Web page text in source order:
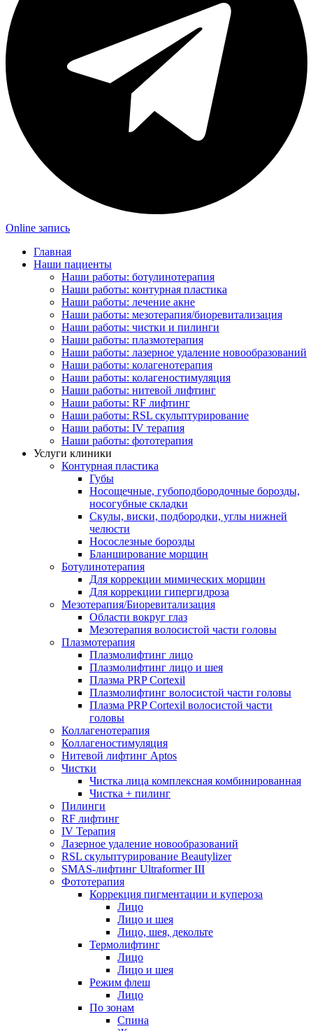
Online запись
Главная
Наши пациенты
Наши работы: ботулинотерапия
Наши работы: контурная пластика
Наши работы: лечение акне
Наши работы: мезотерапия/биоревитализация
Наши работы: чистки и пилинги
Наши работы: плазмотерапия
Наши работы: лазерное удаление новообразований
Наши работы: колагенотерапия
Наши работы: колагеностимуляция
Наши работы: нитевой лифтинг
Наши работы: RF лифтинг
Наши работы: RSL скульптурирование
Наши работы: IV терапия
Наши работы: фототерапия
Услуги клиники
Контурная пластика
Губы
Носощечные, губоподбородочные борозды,
носогубные складки
Скулы, виски, подбородки, углы нижней
челюсти
Носослезные борозды
Бланширование морщин
Ботулинотерапия
Для коррекции мимических морщин
Для коррекции гипергидроза
Мезотерапия/Биоревитализация
Области вокруг глаз
Мезотерапия волосистой части головы
Плазмотерапия
Плазмолифтинг лицо
Плазмолифтинг лицо и шея
Плазма PRP Cortexil
Плазмолифтинг волосистой части головы
Плазма PRP Cortexil волосистой части
головы
Коллагенотерапия
Коллагеностимуляция
Нитевой лифтинг Aptos
Чистки
Чистка лица комплексная комбинированная
Чистка + пилинг
Пилинги
RF лифтинг
IV Терапия
Лазерное удаление новообразований
RSL скульптурирование Beautylizer
SMAS-лифтинг Ultraformer III
Фототерапия
Коррекция пигментации и купероза
Лицо
Лицо и шея
Лицо, шея, декольте
Термолифтинг
Лицо
Лицо и шея
Режим флеш
Лицо
По зонам
Спина